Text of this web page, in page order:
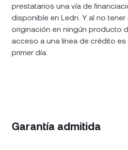
prestatarios una vía de
disponible en Ledn. Y al no
originación en ningún producto
acceso a una línea de crédito
primer día.
Garantía admitida